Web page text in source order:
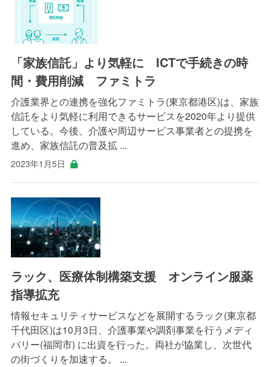
「家族信託」より気軽に ICTで手続きの時
間・費用削減 ファミトラ
介護業界との連携を強化ファミトラ(東京都港区)は、家族
信託をより気軽に利用できるサービスを2020年より提供
している。今後、介護や周辺サービス事業者との提携を
進め、家族信託の普及拡 ...
2023年1月5日
ラック、医療体制構築支援 オンライン服薬
指導拡充
情報セキュリティサービスなどを展開するラック(東京都
千代田区)は10月3日、介護事業や調剤事業を行うメディ
バリー(福岡市) に出資を行った。両社が協業し、次世代
の街づくりを加速する。 ...